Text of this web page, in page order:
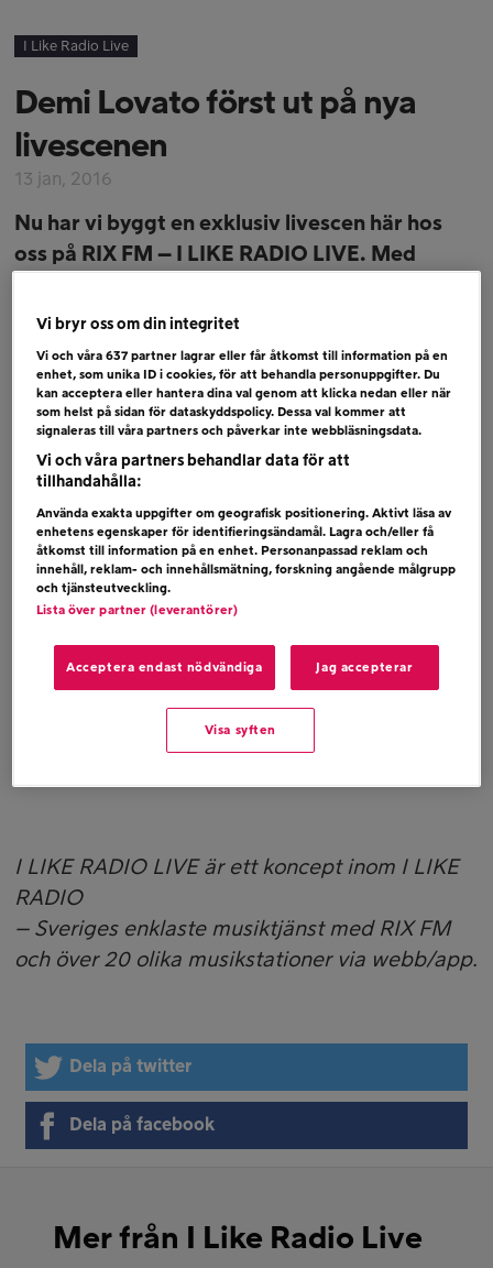
I Like Radio Live
Demi Lovato först ut på nya
livescenen
13 jan, 2016
Nu har vi byggt en exklusiv livescen här hos
oss på RIX FM – I LIKE RADIO LIVE. Med
allt från nya stjärnskott till etablerade
världsstjärnor.
Först ut var amerikanska superstjärnan Demi
Lovato. Ca 100 lyckliga fans fick vara med om
den intima spelningen i I LIKE RADIO LIVE-
studion. Hela spelningen och den efterföljande
intervjun kan ses nedan.
I LIKE RADIO LIVE är ett koncept inom I LIKE
RADIO
– Sveriges enklaste musiktjänst med RIX FM
och över 20 olika musikstationer via webb/app.
Dela på twitter
Dela på facebook
Mer från I Like Radio Live
Vi bryr oss om din integritet
Vi och våra637 partner lagrar eller får åtkomst till information på en
enhet, som unika ID i cookies, för att behandla personuppgifter. Du
kan acceptera eller hantera dina val genom att klicka nedan eller när
som helst på sidan för dataskyddspolicy. Dessa val kommer att
signaleras till våra partners och påverkar inte webbläsningsdata.
Vi och våra partners behandlar data för att
tillhandahålla:
Använda exakta uppgifter om geografisk positionering. Aktivt läsa av
enhetens egenskaper för identifieringsändamål. Lagra och/eller få
åtkomst till information på en enhet. Personanpassad reklam och
innehåll, reklam- och innehållsmätning, forskning angående målgrupp
och tjänsteutveckling.
Lista över partner (leverantörer)
Acceptera endast nödvändiga Jag accepterar
Visa syften